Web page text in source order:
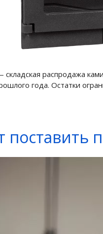
распродажа
года. Остатки
поставить